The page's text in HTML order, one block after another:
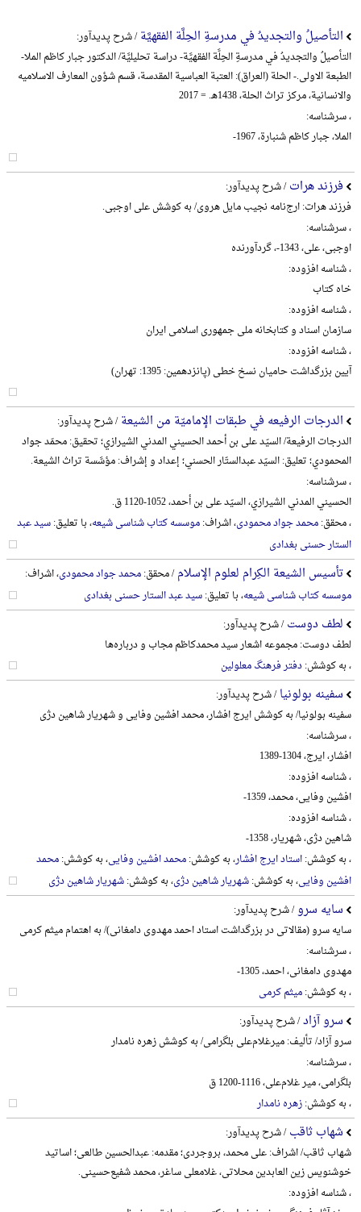
التأصیلُ والتجدیدُ في مدرسةِ الحِلَّة الفقهیَّة/ شرح پدیدآور:
التأصیلُ والتجدیدُ في مدرسةِ الحِلَّة الفقهیَّة- دراسة تحلیلیَّة/ الدکتور جبار کاظم الملا-
الطبعة الاولی.- الحلة (العراق): العتبة العباسیة المقدسة، قسم شؤون المعارف الاسلامیه
والانسانیة، مرکز تراث الحلة، 1438هـ. = 2017
، سرشناسه:
الملا، جبار کاظم شنبارة، 1967-
فرزند هرات/ شرح پدیدآور:
فرزند هرات: ارج‌نامه نجیب مایل هروی/ به کوشش علی اوجبی.
، سرشناسه:
اوجبی، علی، 1343-، گردآورنده
، شناسه افزوده:
خاه کتاب
، شناسه افزوده:
سازمان اسناد و کتابخانه ملی جمهوری اسلامی ایران
، شناسه افزوده:
آیین بزرگداشت حامیان نسخ خطی (پانزدهمین: 1395: تهران)
الدرجات الرفیعه في طبقات الإمامیّة من الشیعة/ شرح پدیدآور:
الدرجات الرفیعة/ السیّد علی بن أحمد الحسیني المدني الشیرازي؛ تحقیق: محمّد جواد
المحمودي؛ تعلیق: السیّد عبدالستّار الحسني؛ إعداد و إشراف: مؤسَّسة تراث الشیعة.
، سرشناسه:
الحسیني المدني الشیرازي، السیّد علی بن أحمد، 1052-1120 ق.
، محقق:محمد جواد محمودی، اشراف:موسسه کتاب شناسی شیعه، با تعلیق:سید عبد
الستار حسنی بغدادی
تأسیس الشیعة الکِرام لعلوم الإسلام/ محقق:محمد جواد محمودی، اشراف:
موسسه کتاب شناسی شیعه، با تعلیق:سید عبد الستار حسنی بغدادی
لطف دوست/ شرح پدیدآور:
لطف دوست: مجموعه اشعار سید محمدکاظم مجاب و درباره‌ها
، به کوشش:دفتر فرهنگ معلولین
سفینه بولونیا/ شرح پدیدآور:
سفینه بولونیا/ به کوشش ایرج افشار، محمد افشین وفایی و شهریار شاهین دژی
، سرشناسه:
افشار، ایرج، 1304-1389
، شناسه افزوده:
افشین وفایی، محمد، 1359-
، شناسه افزوده:
شاهین دژی، شهریار، 1358-
، به کوشش:استاد ایرج افشار، به کوشش:محمد افشین وفایی، به کوشش:محمد
افشین وفایی، به کوشش:شهریار شاهین دژی، به کوشش:شهریار شاهین دژی
سایه سرو/ شرح پدیدآور:
سایه سرو (مقالاتی در بزرگداشت استاد احمد مهدوی دامغانی)/ به اهتمام میثم کرمی
، سرشناسه:
مهدوی دامغانی، احمد، 1305-
، به کوشش:میثم کرمی
سرو آزاد/ شرح پدیدآور:
سرو آزاد/ تألیف: میرغلام‌علی بلگرامی/ به کوشش زهره نامدار
، سرشناسه:
بلگرامی، میر غلام‌علی، 1116-1200 ق
، به کوشش:زهره نامدار
شهاب ثاقب/ شرح پدیدآور:
شهاب ثاقب/ اشراف: علی محمد، بروجردی؛ مقدمه: عبدالحسین طالعی؛ اساتید
خوشنویس زین العابدین محلاتی، غلامعلی ساغر، محمد شفیع‌حسینی.
، شناسه افزوده: